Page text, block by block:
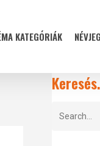
KATEGÓRIÁK